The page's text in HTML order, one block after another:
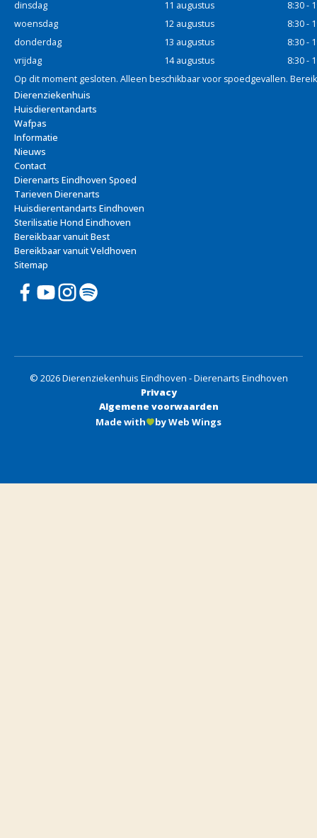
dinsdag 11 augustus
8:30 -
woensdag
12 augustus
8:30 -
donderdag
13 augustus
8:30 -
vrijdag
14 augustus
8:30 -
Op dit moment gesloten. Alleen beschikbaar voor spoedgevallen.
Dierenziekenhuis
Huisdierentandarts
Wafpas
Informatie
Nieuws
Contact
Dierenarts Eindhoven Spoed
Tarieven Dierenarts
Huisdierentandarts Eindhoven
Sterilisatie Hond Eindhoven
Bereikbaar vanuit Best
Bereikbaar vanuit Veldhoven
Sitemap
© 2026 Dierenziekenhuis Eindhoven - Dierenarts Eindhoven
Privacy
Algemene voorwaarden
Made with
by Web Wings